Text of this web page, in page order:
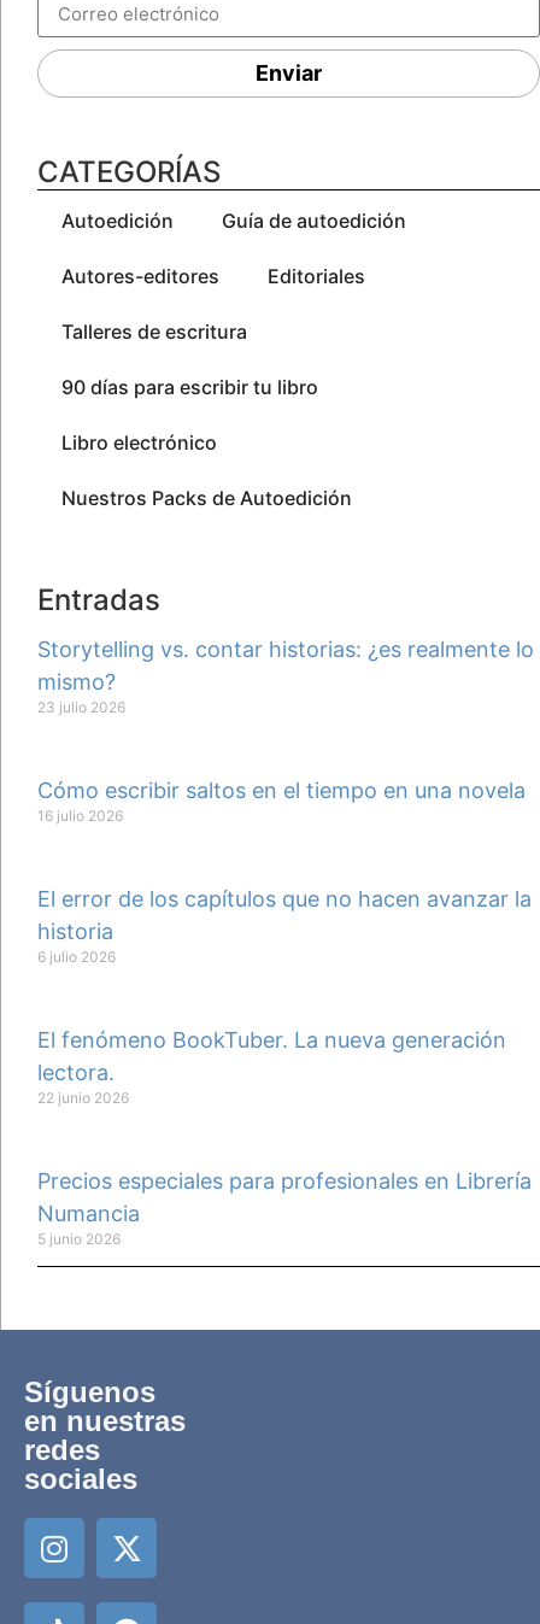
Enviar
CATEGORÍAS
Autoedición Guía de autoedición
Autores-editores Editoriales
Talleres de escritura
90 días para escribir tu libro
Libro electrónico
Nuestros Packs de Autoedición
Entradas
Storytelling vs. contar historias: ¿es realmente lo
mismo?
23 julio 2026
Cómo escribir saltos en el tiempo en una novela
16 julio 2026
El error de los capítulos que no hacen avanzar la
historia
6 julio 2026
El fenómeno BookTuber. La nueva generación
lectora.
22 junio 2026
Precios especiales para profesionales en Librería
Numancia
5 junio 2026
Síguenos
en nuestras
redes
sociales